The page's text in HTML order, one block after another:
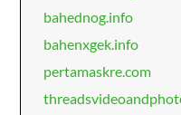
bahednog.info
bahenxgek.info
pertamaskre.com